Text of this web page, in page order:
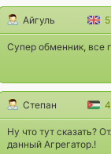
Айгуль
Супер обменник, все
Степан
Ну что тут сказать?
данный Агрегатор.!